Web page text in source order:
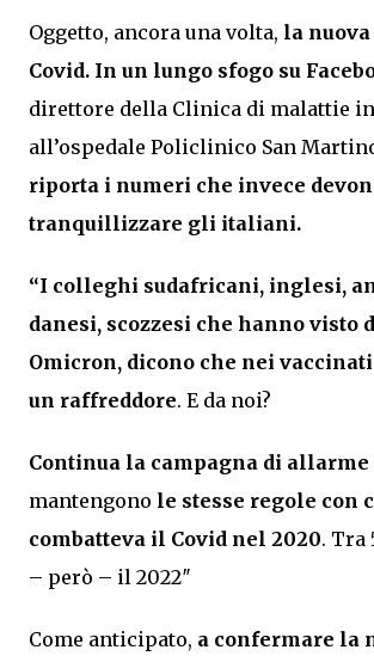
Oggetto, ancora una volta, la
Covid. In un lungo sfogo su
direttore della Clinica di malattie
all’ospedale Policlinico San
riporta i numeri che invece
tranquillizzare gli italiani.
“I colleghi sudafricani, inglesi,
danesi, scozzesi che hanno visto
Omicron, dicono che nei
un raffreddore. E da noi?
Continua la campagna di allarme
mantengono le stesse regole con
combatteva il Covid nel 2020. Tra
– però – il 2022″
Come anticipato, a confermare la